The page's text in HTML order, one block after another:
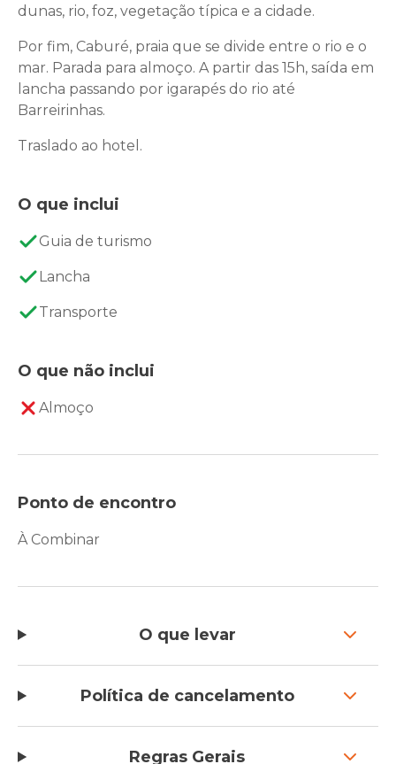
dunas, rio, foz, vegetação típica e a cidade.
Por fim, Caburé, praia que se divide entre o rio e o
mar. Parada para almoço. A partir das 15h, saída em
lancha passando por igarapés do rio até
Barreirinhas.
Traslado ao hotel.
O que inclui
Guia de turismo
Lancha
Transporte
O que não inclui
Almoço
Ponto de encontro
À Combinar
O que levar
Política de cancelamento
Regras Gerais